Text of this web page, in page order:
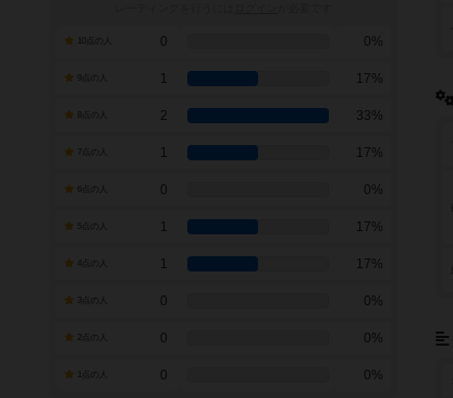
0 0%
1 17%
2 33%
7点の人 1 17%
0 0%
1 17%
1 17%
0 0%
0 0%
0 0%